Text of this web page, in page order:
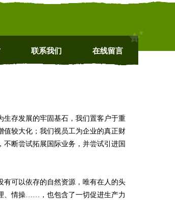
联系我们 在线留言
生存发展的牢固基石，我们置客户于重
值较大化；我们视员工为企业的真正财
断尝试拓展国际业务，并尝试引进国
有可以依存的自然资源，唯有在人的头
、情操……，也包含了一切促进生产力